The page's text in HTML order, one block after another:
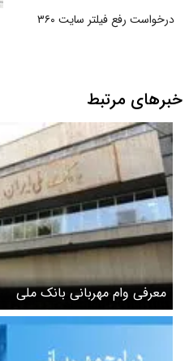
درخواست رفع فیلتر سایت ۳۶۰
خبرهای مرتبط
معرفی وام مهربانی بانک ملی